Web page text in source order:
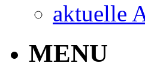
aktuelle
MENU